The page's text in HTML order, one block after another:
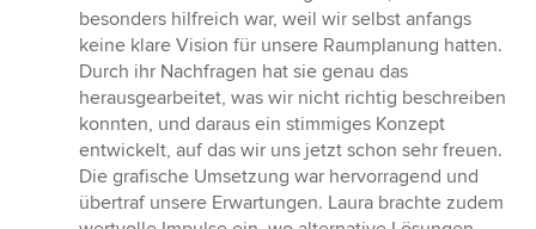
besonders hilfreich war, weil wir selbst anfangs
keine klare Vision für unsere Raumplanung hatten.
Durch ihr Nachfragen hat sie genau das
herausgearbeitet, was wir nicht richtig beschreiben
konnten, und daraus ein stimmiges Konzept
entwickelt, auf das wir uns jetzt schon sehr freuen.
Die grafische Umsetzung war hervorragend und
übertraf unsere Erwartungen. Laura brachte zudem